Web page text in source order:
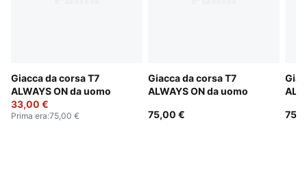
Giacca da corsa T7
ALWAYS ON da uomo
33,00 €
Prima era:75,00 €
Giacca da corsa T7
ALWAYS ON da uomo
75,00 €